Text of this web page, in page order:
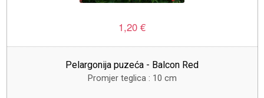
1,20 €
Pelargonija puzeća - Balcon Red
Promjer teglica : 10 cm